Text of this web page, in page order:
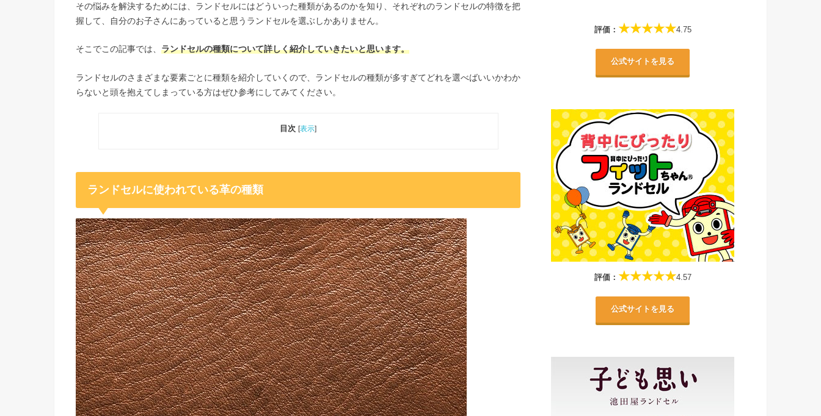
その悩みを解決するためには、ランドセルにはどういった種類があるのかを知り、それぞれのランドセルの特徴を把
握して、自分のお子さんにあっていると思うランドセルを選ぶしかありません。
そこでこの記事では、 ランドセルの種類について詳しく紹介していきたいと思います。
ランドセルのさまざまな要素ごとに種類を紹介していくので、ランドセルの種類が多すぎてどれを選べばいいかわか
らないと頭を抱えてしまっている方はぜひ参考にしてみてください。
目次 [表示]
ランドセルに使われている革の種類
評価： ★★★★★4.75
公式サイトを見る
評価： ★★★★★4.57
公式サイトを見る